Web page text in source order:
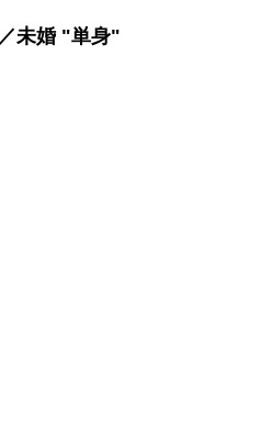
ンプレッサ(CBA-GVB)につ
未婚 ”単身"
未婚 "単身"